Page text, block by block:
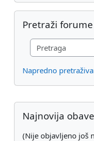
Preskoči Pretraži forume
Pretraži forume
Napredno
Dodatni
Preskoči Najnovija
Najnovija
(Nije objavljeno još